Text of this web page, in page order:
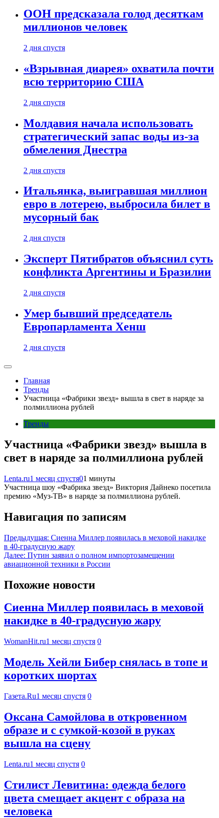
ООН предсказала голод десяткам
миллионов человек
2 дня спустя
«Взрывная диарея» охватила почти
всю территорию США
2 дня спустя
Молдавия начала использовать
стратегический запас воды из-за
обмеления Днестра
2 дня спустя
Итальянка, выигравшая миллион
евро в лотерею, выбросила билет в
мусорный бак
2 дня спустя
Эксперт Пятибратов объяснил суть
конфликта Аргентины и Бразилии
2 дня спустя
Умер бывший председатель
Европарламента Хенш
2 дня спустя
Главная
Тренды
Участница «Фабрики звезд» вышла в свет в наряде за
полмиллиона рублей
Тренды
Участница «Фабрики звезд» вышла в
свет в наряде за полмиллиона рублей
Lenta.ru1 месяц спустя01 минуты
Участница шоу «Фабрика звезд» Виктория Дайнеко посетила
премию «Муз-ТВ» в наряде за полмиллиона рублей.
Навигация по записям
Предыдущая: Сиенна Миллер появилась в меховой накидке
в 40-градусную жару
Далее: Путин заявил о полном импортозамещении
авиационной техники в России
Похожие новости
Сиенна Миллер появилась в меховой
накидке в 40-градусную жару
WomanHit.ru1 месяц спустя 0
Модель Хейли Бибер снялась в топе и
коротких шортах
Газета.Ru1 месяц спустя 0
Оксана Самойлова в откровенном
образе и с сумкой-козой в руках
вышла на сцену
Lenta.ru1 месяц спустя 0
Стилист Левитина: одежда белого
цвета смещает акцент с образа на
человека